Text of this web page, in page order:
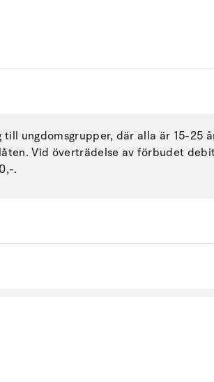
till ungdomsgrupper, där alla är 15-25
Vid överträdelse av förbudet
.